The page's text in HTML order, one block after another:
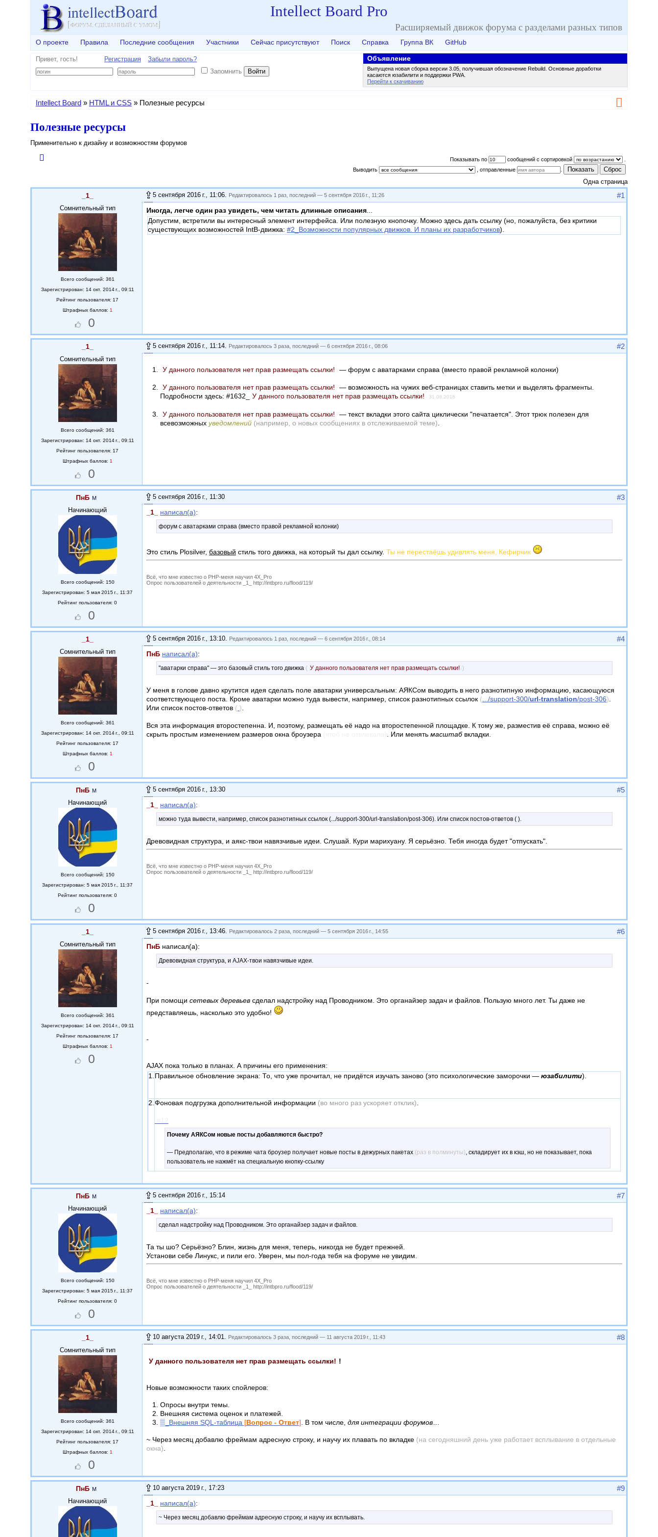
Intellect Board Pro
Расширяемый движок форума с разделами разных типов
О проекте Правила Последние сообщения Участники Сейчас присутствуют Поиск Справка Группа ВК GitHub
Объявление
Выпущена новая сборка версии 3.05, получившая обозначение Rebuild. Основные доработки
касаются юзабилити и поддержки PWA.
Перейти к скачиванию
Привет, гость! Регистрация
Забыли пароль?
Запомнить
Войти
Intellect Board » HTML и CSS » Полезные ресурсы
Полезные ресурсы
Применительно к дизайну и возможностям форумов
Показывать по сообщений с сортировкой
Выводить
, отправленные Показать Сброс
Одна страница
_1_
Сомнительный тип
Всего сообщений: 361
Зарегистрирован: 14 окт. 2014 г., 09:11
Рейтинг пользователя: 17
Штрафных баллов: 1
0
5 сентября 2016 г., 11:06 Редактировалось 1 раз, последний —5 сентября 2016 г., 11:26 #1
Иногда, легче один раз увидеть, чем читать длинные описания
Допустим, встретили вы интересный элемент интерфейса. Или полезную кнопочку. Можно здесь дать ссылку (но, пожалуйста, без критики
существующих возможностей IntB-движка:#2_Возможности популярных движков. И планы их разработчиков).
_1_
Сомнительный тип
Всего сообщений: 361
Зарегистрирован: 14 окт. 2014 г., 09:11
Рейтинг пользователя: 17
Штрафных баллов: 1
0
5 сентября 2016 г., 11:14 Редактировалось 3 раза, последний —6 сентября 2016 г., 08:06 #2
У данного пользователя нет прав размещать ссылки! — форум с аватарками справа (вместо правой рекламной колонки)
У данного пользователя нет прав размещать ссылки!
— возможность на чужих веб-страницах ставить метки и выделять фрагменты.
Подробности здесь: #1632_
У данного пользователя нет прав размещать ссылки! 31.08.2016
У данного пользователя нет прав размещать ссылки!
— текст вкладки этого сайта циклически "печатается". Этот трюк полезен для
всевозможных уведомлений (например, о новых сообщениях в отслеживаемой теме)
ПнБ
Начинающий
Всего сообщений: 150
Зарегистрирован: 5 мая 2015 г., 11:37
Рейтинг пользователя: 0
0
5 сентября 2016 г., 11:30 #3
_1_ написал(а):
форум с аватарками справа (вместо правой рекламной колонки)
Это стиль Plosilver,базовый стиль того движка, на который ты дал ссылку.Ты не перестаёшь удивлять меня, Кефирчик
Всё, что мне известно о PHP-меня научил 4X_Pro
Опрос пользователей о деятельности _1_ http://intbpro.ru/flood/119/
_1_
Сомнительный тип
Всего сообщений: 361
Зарегистрирован: 14 окт. 2014 г., 09:11
Рейтинг пользователя: 17
Штрафных баллов: 1
0
5 сентября 2016 г., 13:10 Редактировалось 1 раз, последний —6 сентября 2016 г., 08:14 #4
ПнБ написал(а):
"аватарки справа" — это базовый стиль того движка ( У данного пользователя нет прав размещать ссылки! )
У меня в голове давно крутится идея сделать поле аватарки универсальным: АЯКСом выводить в него разнотипную информацию, касающуюся
соответствующего поста. Кроме аватарки можно туда вывести, например, список разнотипных ссылок ( .../support-300/url-translation/post-306)
Или список постов-ответов ( )
Вся эта информация второстепенна. И, поэтому, размещать её надо на второстепенной площадке. К тому же, разместив её справа, можно её
скрыть простым изменением размеров окна броузера
. Или менятьмасштабвкладки.
ПнБ
Начинающий
Всего сообщений: 150
Зарегистрирован: 5 мая 2015 г., 11:37
Рейтинг пользователя: 0
0
5 сентября 2016 г., 13:30 #5
_1_ написал(а):
можно туда вывести, например, список разнотипных ссылок (.../support-300/url-translation/post-306). Или список постов-ответов ( ).
Древовидная структура, и аякс-твои навязчивые идеи. Слушай. Кури марихуану. Я серьёзно. Тебя иногда будет "отпускать".
Всё, что мне известно о PHP-меня научил 4X_Pro
Опрос пользователей о деятельности _1_ http://intbpro.ru/flood/119/
_1_
Сомнительный тип
Всего сообщений: 361
Зарегистрирован: 14 окт. 2014 г., 09:11
Рейтинг пользователя: 17
Штрафных баллов: 1
0
5 сентября 2016 г., 13:46 Редактировалось 2 раза, последний —5 сентября 2016 г., 14:55 #6
ПнБ написал(а):
Древовидная структура, и AJAX-твои навязчивые идеи.
-
При помощисетевых деревьев сделал надстройку над Проводником. Это органайзер задач и файлов. Пользую много лет. Ты даже не
представляешь, насколько это удобно!
-
AJAX пока только в планах. А причины его применения:
1. Правильное обновление экрана: То, что уже прочитал, не придётся изучать заново (это психологические заморочки —юзабилити).
2. Фоновая подгрузка дополнительной информации (во много раз ускоряет отклик)
Почему АЯКСом новые посты добавляются быстро?
— Предполагаю, что в режиме чата броузер получает новые посты в дежурных пакетах (раз в полминуты) , складирует их в кэш, но не показывает, пока
пользователь не нажмёт на специальную кнопку-ссылку
ПнБ
Начинающий
Всего сообщений: 150
Зарегистрирован: 5 мая 2015 г., 11:37
Рейтинг пользователя: 0
0
5 сентября 2016 г., 15:14 #7
_1_ написал(а):
сделал надстройку над Проводником. Это органайзер задач и файлов.
Та ты шо? Серьёзно? Блин, жизнь для меня, теперь, никогда не будет прежней.
Установи себе Линукс, и пили его. Уверен, мы пол-года тебя на форуме не увидим.
Всё, что мне известно о PHP-меня научил 4X_Pro
Опрос пользователей о деятельности _1_ http://intbpro.ru/flood/119/
_1_
Сомнительный тип
Всего сообщений: 361
Зарегистрирован: 14 окт. 2014 г., 09:11
Рейтинг пользователя: 17
Штрафных баллов: 1
0
10 августа 2019 г., 14:01 Редактировалось 3 раза, последний — 11 августа 2019 г., 11:43 #8
У данного пользователя нет прав размещать ссылки! !
Новые возможности таких спойлеров:
Опросы внутри темы.
Внешняя система оценок и платежей.
▒_Внешняя SQL-таблица [Вопрос - Ответ] . В том числе, для интеграции форумов…
~ Через месяц добавлю фреймам адресную строку, и научу их плавать по вкладке (на сегодняшний день уже работает всплывание в отдельные
окна)
ПнБ
Начинающий
10 августа 2019 г., 17:23 #9
_1_ написал(а):
~ Через месяц добавлю фреймам адресную строку, и научу их всплывать.